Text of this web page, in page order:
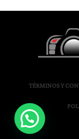
TÉRMINOS Y